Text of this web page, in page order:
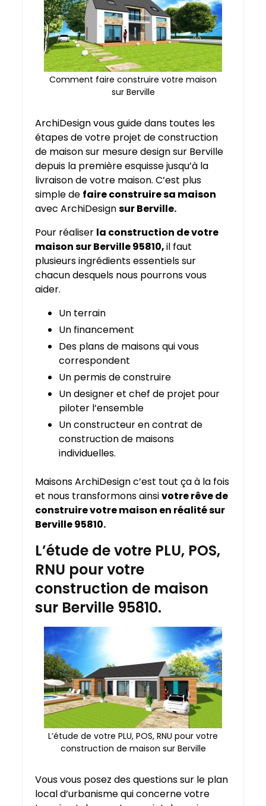
Comment faire construire votre maison
sur Berville
ArchiDesign vous guide dans toutes les
étapes de votre projet de construction
de maison sur mesure design sur Berville
depuis la première esquisse jusqu’à la
livraison de votre maison. C’est plus
simple de faire construire sa maison
avec ArchiDesignsur Berville.
Pour réaliser la construction de votre
maison sur Berville 95810,il faut
plusieurs ingrédients essentiels sur
chacun desquels nous pourrons vous
aider.
Un terrain
Un financement
Des plans de maisons qui vous
correspondent
Un permis de construire
Un designer et chef de projet pour
piloter l’ensemble
Un constructeur en contrat de
construction de maisons
individuelles.
Maisons ArchiDesign c’est tout ça à la fois
et nous transformons ainsivotre rêve de
construire votre maison en réalité sur
Berville 95810.
L’étude de votre PLU, POS,
RNU pour votre
construction de maison
sur Berville 95810.
L’étude de votre PLU, POS, RNU pour votre
construction de maison sur Berville
Vous vous posez des questions sur le plan
local d’urbanisme qui concerne votre